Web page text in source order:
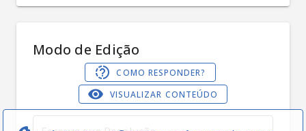
Modo de Edição
COMO RESPONDER?
VISUALIZAR CONTEÚDO